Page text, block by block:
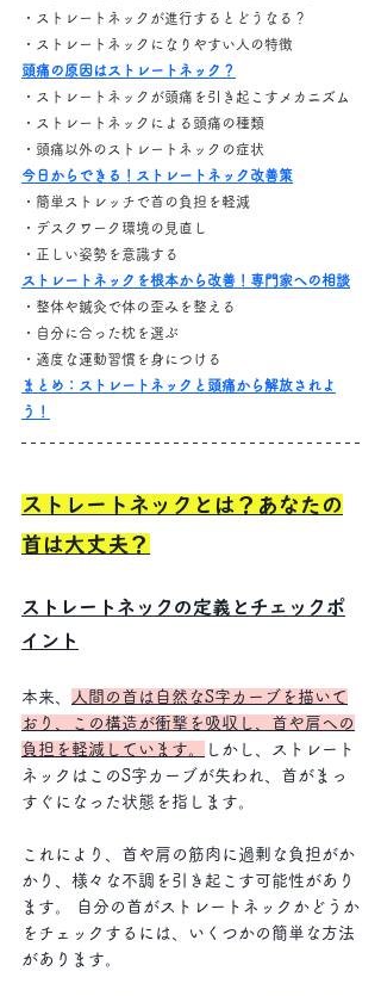
・ストレートネックが進行するとどうなる？
・ストレートネックになりやすい人の特徴
頭痛の原因はストレートネック？
・ストレートネックが頭痛を引き起こすメカニズム
・ストレートネックによる頭痛の種類
・頭痛以外のストレートネックの症状
今日からできる！ストレートネック改善策
・簡単ストレッチで首の負担を軽減
・デスクワーク環境の見直し
・正しい姿勢を意識する
ストレートネックを根本から改善！専門家への相談
・整体や鍼灸で体の歪みを整える
・自分に合った枕を選ぶ
・適度な運動習慣を身につける
まとめ：ストレートネックと頭痛から解放されよ
う！
ストレートネックとは？あなたの
首は大丈夫？
ストレートネックの定義とチェックポ
イント
本来、
人間の首は自然なS字カーブを描いて
おり、この構造が衝撃を吸収し、首や肩への
負担を軽減しています。
しかし、ストレート
ネックはこのS字カーブが失われ、首がまっ
すぐになった状態を指します。
これにより、首や肩の筋肉に過剰な負担がか
かり、様々な不調を引き起こす可能性があり
ます。 自分の首がストレートネックかどうか
をチェックするには、いくつかの簡単な方法
があります。